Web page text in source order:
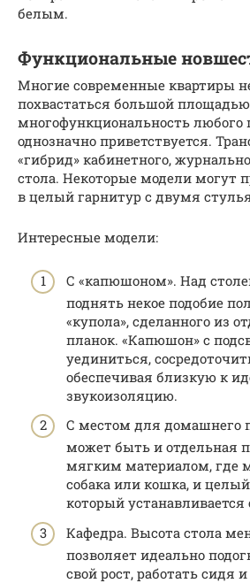
белым.
Функциональные
Многие современные квартиры
похвастаться большой
многофункциональность любого
однозначно приветствуется.
«гибрид» кабинетного,
стола. Некоторые модели могут
в целый гарнитур с двумя
Интересные модели:
С «капюшоном». Над
поднять некое подобие
«купола», сделанного из
планок. «Капюшон» с
уединиться,
обеспечивая близкую к
звукоизоляцию.
С местом для домашнего
может быть и отдельная
мягким материалом, где
собака или кошка, и
который
Кафедра. Высота стола
позволяет идеально
свой рост, работать сидя и